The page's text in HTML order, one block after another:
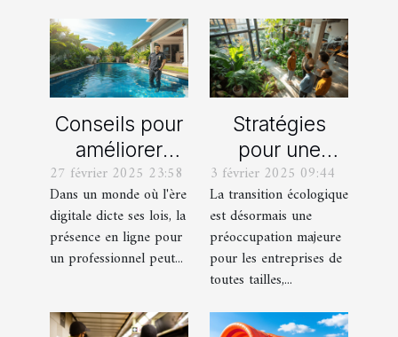
Conseils pour
améliorer
votre visibilité
en ligne en
tant que
pisciniste
27 février 2025 23:58
Dans un monde où l'ère
digitale dicte ses lois, la
présence en ligne pour
un professionnel peut...
Stratégies
pour une
transition
écologique
efficace dans
les petites
entreprises
3 février 2025 09:44
La transition écologique
est désormais une
préoccupation majeure
pour les entreprises de
toutes tailles,...